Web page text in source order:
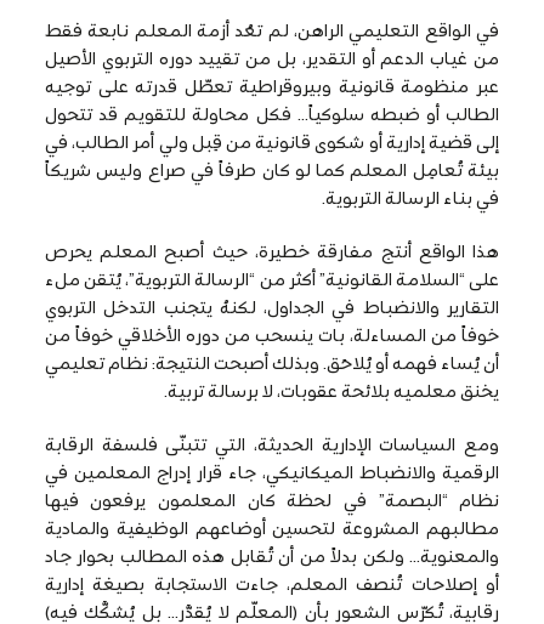
في الواقع التعليمي الراهن، لم تعُد أزمة المعلم نابعة فقط
من غياب الدعم أو التقدير، بل من تقييد دوره التربوي الأصيل
عبر منظومة قانونية وبيروقراطية تعطّل قدرته على توجيه
الطالب أو ضبطه سلوكياً… فكل محاولة للتقويم قد تتحول
إلى قضية إدارية أو شكوى قانونية من قِبل ولي أمر الطالب، في
بيئة تُعامِل المعلم كما لو كان طرفاً في صراع وليس شريكاً
في بناء الرسالة التربوية.
هذا الواقع أنتج مفارقة خطيرة، حيث أصبح المعلم يحرص
على “السلامة القانونية” أكثر من “الرسالة التربوية”، يُتقن ملء
التقارير والانضباط في الجداول، لكنهُ يتجنب التدخل التربوي
خوفاً من المساءلة، بات ينسحب من دوره الأخلاقي خوفاً من
أن يُساء فهمه أو يُلاحَق. وبذلك أصبحت النتيجة: نظام تعليمي
يخنق معلميه بلائحة عقوبات، لا برسالة تربية.
ومع السياسات الإدارية الحديثة، التي تتبنّى فلسفة الرقابة
الرقمية والانضباط الميكانيكي، جاء قرار إدراج المعلمين في
نظام “البصمة” في لحظة كان المعلمون يرفعون فيها
مطالبهم المشروعة لتحسين أوضاعهم الوظيفية والمادية
والمعنوية… ولكن بدلاً من أن تُقابل هذه المطالب بحوار جاد
أو إصلاحات تُنصف المعلم، جاءت الاستجابة بصيغة إدارية
رقابية، تُكرّس الشعور بأن (المعلّم لا يُقدَّر… بل يُشكَّك فيه)